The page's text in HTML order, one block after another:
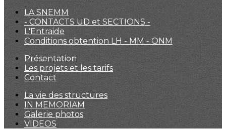
LA SNEMM
- CONTACTS UD et SECTIONS -
L'Entraide
Conditions obtention LH - MM - ONM
Présentation
Les projets et les tarifs
Contact
La vie des structures
IN MEMORIAM
Galerie photos
VIDEOS